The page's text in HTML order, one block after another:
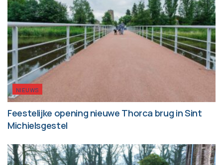
NIEUWS
Feestelijke opening nieuwe Thorca brug in Sint
Michielsgestel